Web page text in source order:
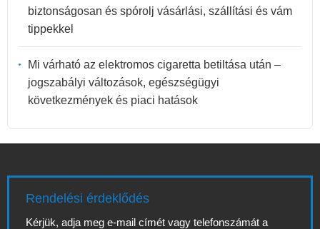
biztonságosan és spórolj vásárlási, szállítási és vám
tippekkel
Mi várható az elektromos cigaretta betiltása után –
jogszabályi változások, egészségügyi
következmények és piaci hatások
Rendelési érdeklődés
Kérjük, adja meg e-mail címét vagy telefonszámát a